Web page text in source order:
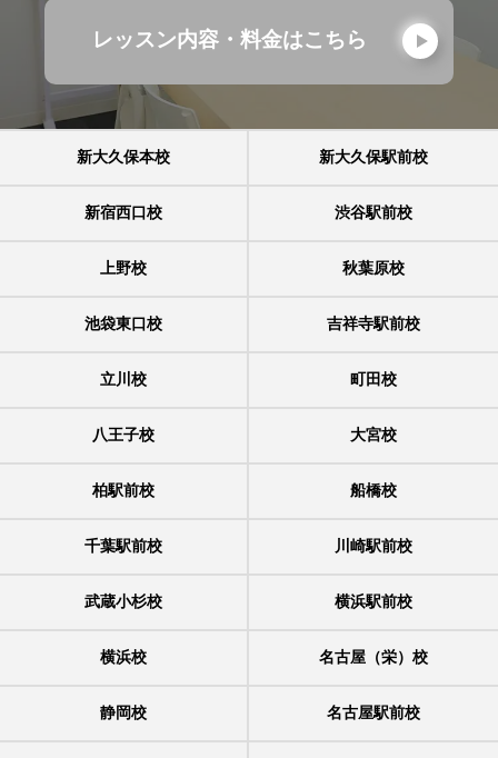
レッスン内容・料金はこちら
新大久保本校 新大久保駅前校
新宿西口校 渋谷駅前校
上野校 秋葉原校
池袋東口校 吉祥寺駅前校
立川校 町田校
八王子校 大宮校
柏駅前校 船橋校
千葉駅前校 川崎駅前校
武蔵小杉校 横浜駅前校
横浜校 名古屋（栄）校
静岡校 名古屋駅前校